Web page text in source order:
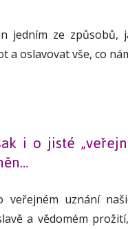
jedním ze způsobů,
a oslavovat vše, co
i o jisté
veřejném uznání
a vědomém